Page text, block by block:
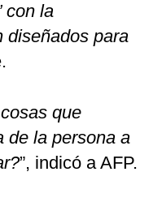
con la
diseñados para
que
de la persona a
”, indicó a AFP.